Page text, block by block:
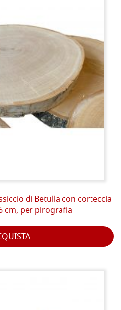
di Betulla con corteccia
cm, per pirografia